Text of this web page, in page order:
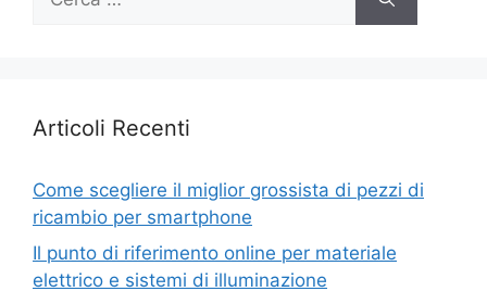
per:
Articoli Recenti
Come scegliere il miglior grossista di pezzi di
ricambio per smartphone
Il punto di riferimento online per materiale
elettrico e sistemi di illuminazione